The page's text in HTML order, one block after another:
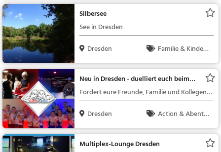
keit
Silbersee
See in Dresden
Dresden
Familie & Kinder,
Neu in Dresden - duelliert euch beim
Team-Duell!
Fordert eure Freunde, Familie und Kollegen
bei uns heraus!
Dresden
Action & Abente
Multiplex-Lounge Dresden